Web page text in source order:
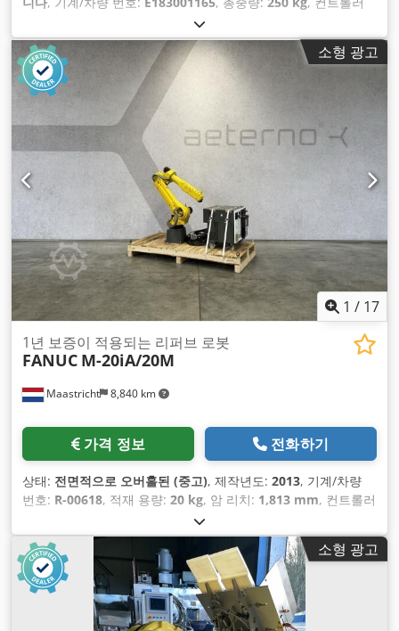
소형 광고
1 / 17
Maastricht 8,840 km
1년 보증이 적용되는 리퍼브 로봇
FANUC M-20iA/20M
가격 정보 전화하기
상태: 전면적으로 오버홀된 (중고), 제작년도: 2013, 기계/차량
번호: R-00618, 적재 용량: 20 kg, 암 리치: 1,813 mm, 컨트롤러
, 티치 펜던트 제조업체:
C101#EGN,
소형 광고